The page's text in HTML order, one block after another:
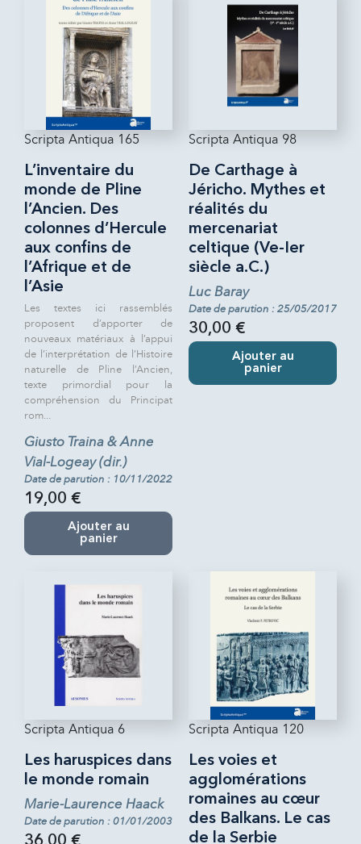
Scripta Antiqua 165
L’inventaire du
monde de Pline
l’Ancien. Des
colonnes d’Hercule
aux confins de
l’Afrique et de
l’Asie
Les textes ici rassemblés
proposent d’apporter de
nouveaux matériaux à l’appui
de l’interprétation de l’Histoire
naturelle de Pline l’Ancien,
texte primordial pour la
compréhension du Principat
rom...
Giusto Traina & Anne
Vial-Logeay (dir.)
Date de parution : 10/11/2022
19,00 €
Ajouter au
panier
Scripta Antiqua 98
De Carthage à
Jéricho. Mythes et
réalités du
mercenariat
celtique (Ve-Ier
siècle a.C.)
Luc Baray
Date de parution : 25/05/2017
30,00 €
Ajouter au
panier
Scripta Antiqua 6
Les haruspices dans
le monde romain
Marie-Laurence Haack
Date de parution : 01/01/2003
Scripta Antiqua 120
Les voies et
agglomérations
romaines au cœur
des Balkans. Le cas
de la Serbie